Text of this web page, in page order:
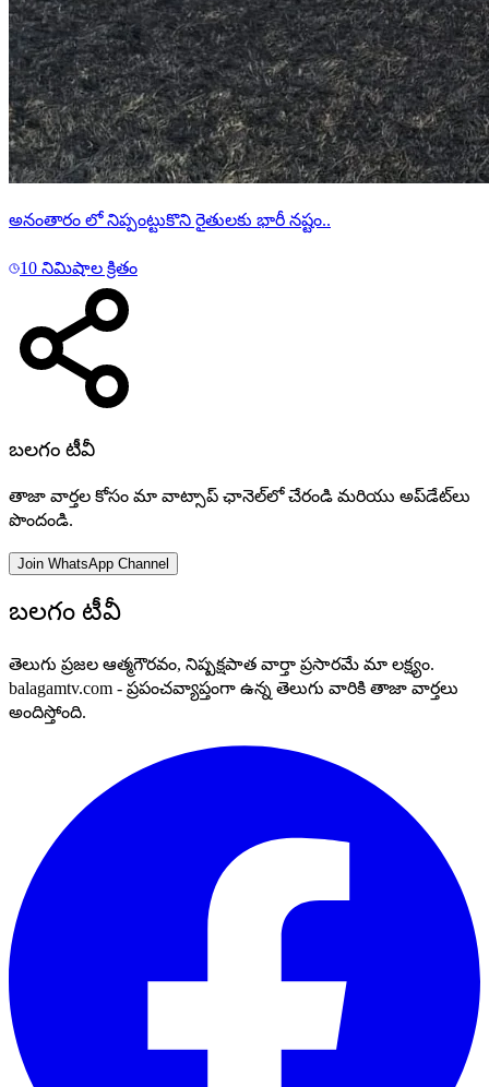
అనంతారం లో నిప్పంట్టుకొని రైతులకు భారీ నష్టం..
10 నిమిషాల క్రితం
బలగం టీవీ
తాజా వార్తల కోసం మా వాట్సాప్ ఛానెల్‌లో చేరండి మరియు అప్‌డేట్‌లు
పొందండి.
Join WhatsApp Channel
బలగం టీవీ
తెలుగు ప్రజల ఆత్మగౌరవం, నిష్పక్షపాత వార్తా ప్రసారమే మా లక్ష్యం.
balagamtv.com - ప్రపంచవ్యాప్తంగా ఉన్న తెలుగు వారికి తాజా వార్తలు
అందిస్తోంది.